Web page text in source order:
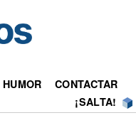
HUMOR
CONTACTAR
¡SALTA!